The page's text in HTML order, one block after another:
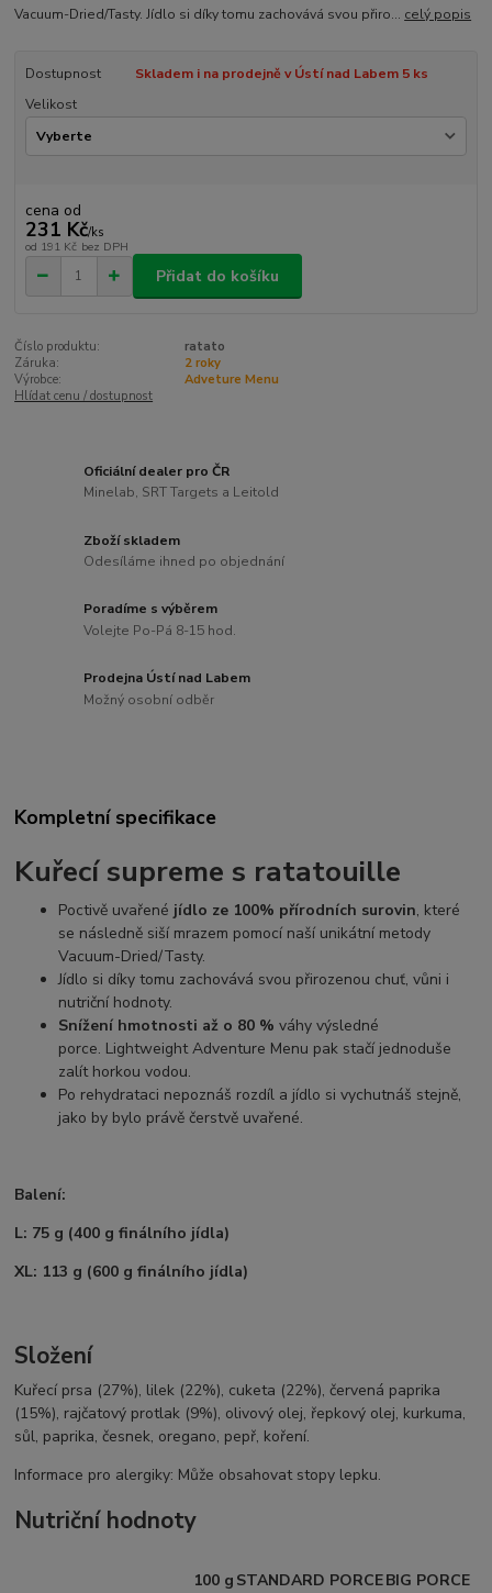
Vacuum-Dried/Tasty. Jídlo si díky tomu zachovává svou přiro... celý popis
Dostupnost
Skladem i na prodejně v Ústí nad Labem 5 ks
Velikost
cena od
231 Kč/ks
od 191 Kč bez DPH
Přidat do košíku
Číslo produktu:
ratato
Záruka:
2 roky
Výrobce:
Adveture Menu
Hlídat cenu / dostupnost
Oficiální dealer pro ČR
Minelab, SRT Targets a Leitold
Zboží skladem
Odesíláme ihned po objednání
Poradíme s výběrem
Volejte Po-Pá 8-15 hod.
Prodejna Ústí nad Labem
Možný osobní odběr
Kompletní specifikace
Kuřecísupreme s ratatouille
Poctivě uvařené jídlo ze 100% přírodních surovin, které
se následně siší mrazem pomocí naší unikátní metody
Vacuum-Dried/Tasty.
Jídlo si díky tomu zachovává svou přirozenou chuť, vůni i
nutriční hodnoty.
Snížení hmotnosti až o 80 % váhy výsledné
porce. Lightweight Adventure Menu pak stačí jednoduše
zalít horkou vodou.
Po rehydrataci nepoznáš rozdíl a jídlo si vychutnáš stejně,
jako by bylo právě čerstvě uvařené.
Balení:
L: 75 g (400 g finálního jídla)
XL: 113 g (600 g finálního jídla)
Složení
Kuřecí prsa (27%), lilek (22%), cuketa (22%), červená paprika
(15%), rajčatový protlak (9%), olivový olej, řepkový olej, kurkuma,
sůl, paprika, česnek, oregano, pepř, koření.
Informace pro alergiky: Může obsahovat stopy lepku.
Nutriční hodnoty
100 g STANDARD PORCEBIG PORCE